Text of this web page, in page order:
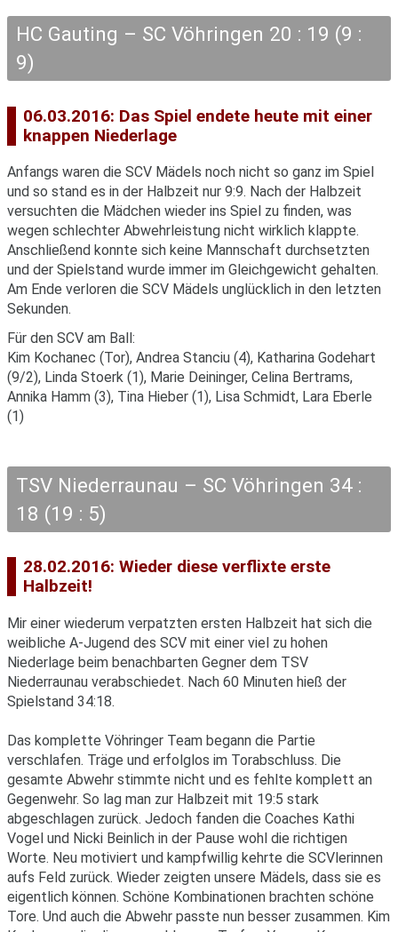
HC Gauting – SC Vöhringen 20 : 19 (9 :
9)
06.03.2016: Das Spiel endete heute mit einer
knappen Niederlage
Anfangs waren die SCV Mädels noch nicht so ganz im Spiel
und so stand es in der Halbzeit nur 9:9. Nach der Halbzeit
versuchten die Mädchen wieder ins Spiel zu finden, was
wegen schlechter Abwehrleistung nicht wirklich klappte.
Anschließend konnte sich keine Mannschaft durchsetzten
und der Spielstand wurde immer im Gleichgewicht gehalten.
Am Ende verloren die SCV Mädels unglücklich in den letzten
Sekunden.
Für den SCV am Ball:
Kim Kochanec (Tor), Andrea Stanciu (4), Katharina Godehart
(9/2), Linda Stoerk (1), Marie Deininger, Celina Bertrams,
Annika Hamm (3), Tina Hieber (1), Lisa Schmidt, Lara Eberle
(1)
TSV Niederraunau – SC Vöhringen 34 :
18 (19 : 5)
28.02.2016: Wieder diese verflixte erste
Halbzeit!
Mir einer wiederum verpatzten ersten Halbzeit hat sich die
weibliche A-Jugend des SCV mit einer viel zu hohen
Niederlage beim benachbarten Gegner dem TSV
Niederraunau verabschiedet. Nach 60 Minuten hieß der
Spielstand 34:18.
Das komplette Vöhringer Team begann die Partie
verschlafen. Träge und erfolglos im Torabschluss. Die
gesamte Abwehr stimmte nicht und es fehlte komplett an
Gegenwehr. So lag man zur Halbzeit mit 19:5 stark
abgeschlagen zurück. Jedoch fanden die Coaches Kathi
Vogel und Nicki Beinlich in der Pause wohl die richtigen
Worte. Neu motiviert und kampfwillig kehrte die SCVlerinnen
aufs Feld zurück. Wieder zeigten unsere Mädels, dass sie es
eigentlich können. Schöne Kombinationen brachten schöne
Tore. Und auch die Abwehr passte nun besser zusammen. Kim